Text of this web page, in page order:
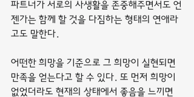
파트너가 서로의 사생활을 존중해주면서도 언
젠가는 함께 할 것을 다짐하는 형태의 연애라
고도 말한다.
어떤한 희망을 기준으로 그 희망이 실현되면
만족을 얻는다고 할 수 있다. 또 먼저 희망이
없었더라도 현재의 상태에서 좋음을 느끼면